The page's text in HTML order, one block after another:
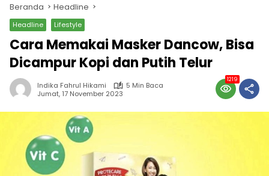
Beranda Headline
Headline Lifestyle
Cara Memakai Masker Dancow, Bisa
Dicampur Kopi dan Putih Telur
Indika Fahrul Hikami
5 Min Baca
Jumat, 17 November 2023
1219